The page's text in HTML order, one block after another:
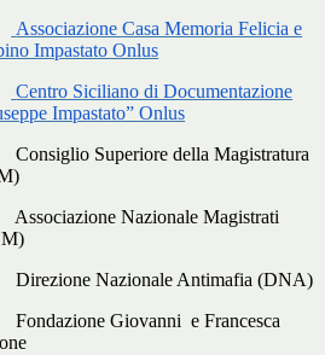
Associazione Casa Memoria Felicia e
Impastato Onlus
Centro Siciliano di Documentazione
Impastato” Onlus
Consiglio Superiore della Magistratura
Associazione Nazionale Magistrati
Direzione Nazionale Antimafia (DNA)
Fondazione Giovanni e Francesca